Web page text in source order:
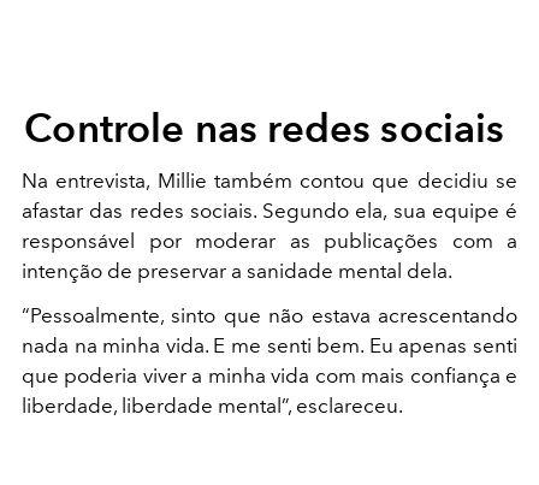
Controle nas redes sociais
Na entrevista, Millie também contou que decidiu se
afastar das redes sociais. Segundo ela, sua equipe é
responsável por moderar as publicações com a
intenção de preservar a sanidade mental dela.
“Pessoalmente, sinto que não estava acrescentando
nada na minha vida. E me senti bem. Eu apenas senti
que poderia viver a minha vida com mais confiança e
liberdade, liberdade mental”, esclareceu.